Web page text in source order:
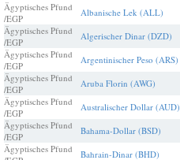
Ägyptisches Pfund
/EGP
Albanische Lek (ALL)
Ägyptisches Pfund
/EGP
Algerischer Dinar (DZD)
Ägyptisches Pfund
/EGP
Argentinischer Peso (ARS)
Ägyptisches Pfund
/EGP
Aruba Florin (AWG)
Ägyptisches Pfund
/EGP
Australischer Dollar (AUD)
Ägyptisches Pfund
/EGP
Bahama-Dollar (BSD)
Ägyptisches Pfund
Bahrain-Dinar (BHD)